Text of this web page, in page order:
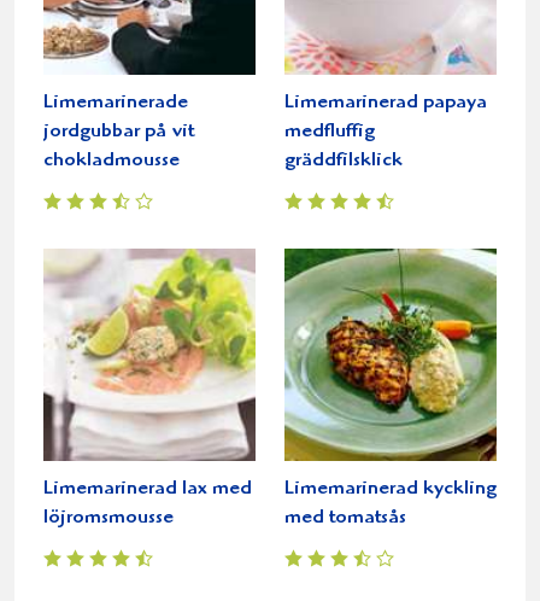
Limemarinerade
jordgubbar på vit
chokladmousse
Limemarinerad papaya
medfluffig
gräddfilsklick
Limemarinerad lax med
löjromsmousse
Limemarinerad kyckling
med tomatsås